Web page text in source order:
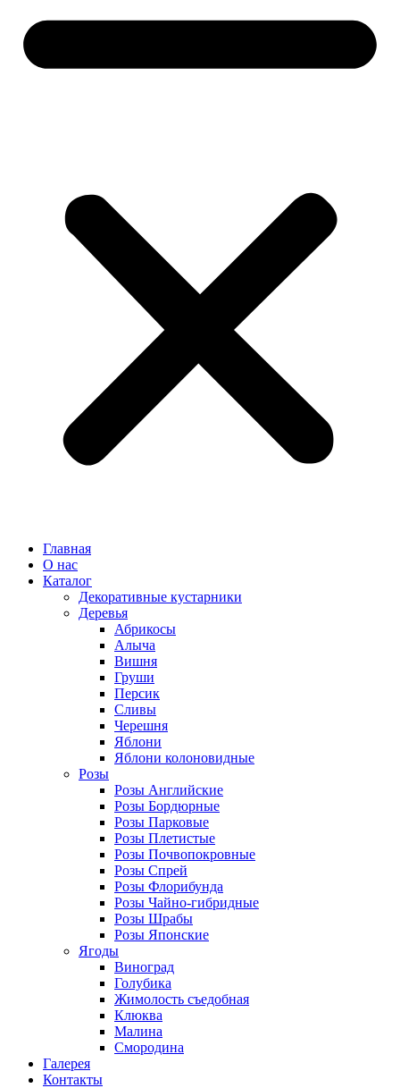
Главная
О нас
Каталог
Декоративные кустарники
Деревья
Абрикосы
Алыча
Вишня
Груши
Персик
Сливы
Черешня
Яблони
Яблони колоновидные
Розы
Розы Английские
Розы Бордюрные
Розы Парковые
Розы Плетистые
Розы Почвопокровные
Розы Спрей
Розы Флорибунда
Розы Чайно-гибридные
Розы Шрабы
Розы Японские
Ягоды
Виноград
Голубика
Жимолость съедобная
Клюква
Малина
Смородина
Галерея
Контакты